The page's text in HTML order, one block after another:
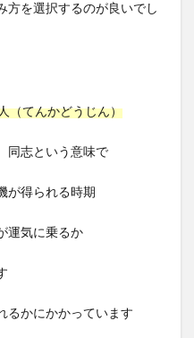
方を選択するのが良いでし
（てんかどうじん）
同志という意味で
が得られる時期
運気に乗るか
るかにかかっています